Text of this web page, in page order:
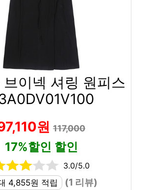
이넥 셔링 원피스
원 117,000
17%할인 할인
3.0/5.0
4,855원 적립
(1 리뷰)